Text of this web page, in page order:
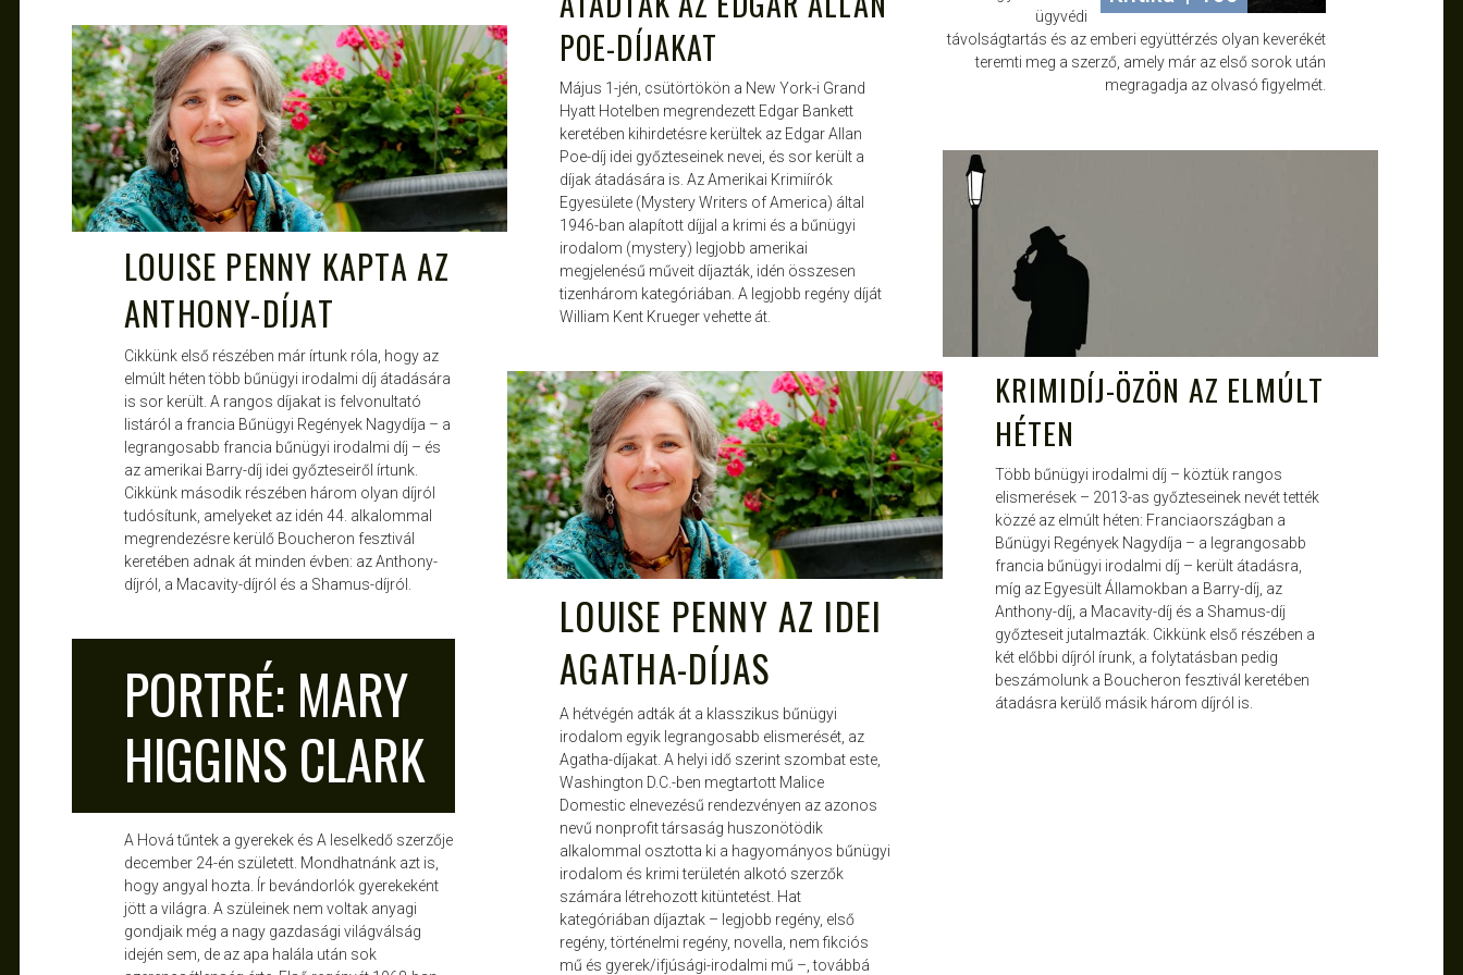
ügyvédi
távolságtartás és az emberi együttérzés olyan keverékét
teremti meg a szerző, amely már az első sorok után
megragadja az olvasó figyelmét.
POE-DÍJAKAT
Május 1-jén, csütörtökön a New York-i Grand
Hyatt Hotelben megrendezett Edgar Bankett
keretében kihirdetésre kerültek az Edgar Allan
Poe-díj idei győzteseinek nevei, és sor került a
díjak átadására is. Az Amerikai Krimiírók
Egyesülete (Mystery Writers of America) által
1946-ban alapított díjjal a krimi és a bűnügyi
irodalom (mystery) legjobb amerikai
megjelenésű műveit díjazták, idén összesen
tizenhárom kategóriában. A legjobb regény díját
William Kent Krueger vehette át.
JANCE SZEPT 29, 2013
LOUISE PENNY KAPTA AZ
ANTHONY-DÍJAT
Cikkünk első részében már írtunk róla, hogy az
elmúlt héten több bűnügyi irodalmi díj átadására
is sor került. A rangos díjakat is felvonultató
listáról a francia Bűnügyi Regények Nagydíja – a
legrangosabb francia bűnügyi irodalmi díj – és
az amerikai Barry-díj idei győzteseiről írtunk.
Cikkünk második részében három olyan díjról
tudósítunk, amelyeket az idén 44. alkalommal
megrendezésre kerülő Boucheron fesztivál
keretében adnak át minden évben: az Anthony-
díjról, a Macavity-díjról és a Shamus-díjról.
KRIMIDÍJ-ÖZÖN AZ ELMÚLT
HÉTEN
Több bűnügyi irodalmi díj – köztük rangos
elismerések – 2013-as győzteseinek nevét tették
közzé az elmúlt héten: Franciaországban a
Bűnügyi Regények Nagydíja – a legrangosabb
francia bűnügyi irodalmi díj – került átadásra,
míg az Egyesült Államokban a Barry-díj, az
Anthony-díj, a Macavity-díj és a Shamus-díj
győzteseit jutalmazták. Cikkünk első részében a
két előbbi díjról írunk, a folytatásban pedig
beszámolunk a Boucheron fesztivál keretében
átadásra kerülő másik három díjról is.
JANCE MÁJ 6, 2013
LOUISE PENNY AZ IDEI
AGATHA-DÍJAS
A hétvégén adták át a klasszikus bűnügyi
irodalom egyik legrangosabb elismerését, az
Agatha-díjakat. A helyi idő szerint szombat este,
Washington D.C.-ben megtartott Malice
Domestic elnevezésű rendezvényen az azonos
nevű nonprofit társaság huszonötödik
alkalommal osztotta ki a hagyományos bűnügyi
irodalom és krimi területén alkotó szerzők
számára létrehozott kitüntetést. Hat
kategóriában díjaztak – legjobb regény, első
regény, történelmi regény, novella, nem fikciós
mű és gyerek/ifjúsági-irodalmi mű –, továbbá
ATTILA
PORTRÉ: MARY
HIGGINS CLARK
A Hová tűntek a gyerekek és A leselkedő szerzője
december 24-én született. Mondhatnánk azt is,
hogy angyal hozta. Ír bevándorlók gyerekeként
jött a világra. A szüleinek nem voltak anyagi
gondjaik még a nagy gazdasági világválság
idején sem, de az apa halála után sok